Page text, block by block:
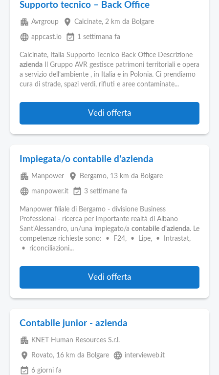
Supporto tecnico – Back Office
apartment Avrgroup place Calcinate, 2 km da Bolgare
language appcast.io event_available 1 settimana fa
Calcinate, Italia Supporto Tecnico Back Office Descrizione
azienda Il Gruppo AVR gestisce patrimoni territoriali e opera
a servizio dell’ambiente , in Italia e in Polonia. Ci prendiamo
cura di strade, spazi verdi, rifiuti e aree contaminate...
Vedi offerta
Impiegata/o contabile d'azienda
apartment Manpower place Bergamo, 13 km da Bolgare
language manpower.it event_available 3 settimane fa
Manpower filiale di Bergamo - divisione Business
Professional - ricerca per importante realtà di Albano
Sant'Alessandro, un/una impiegato/a contabile d'azienda. Le
competenze richieste sono: • F24, • Lipe, • Intrastat,
• riconciliazioni...
Vedi offerta
Contabile junior - azienda
apartment KNET Human Resources S.r.l.
place Rovato, 16 km da Bolgare language intervieweb.it
event_available 6 giorni fa